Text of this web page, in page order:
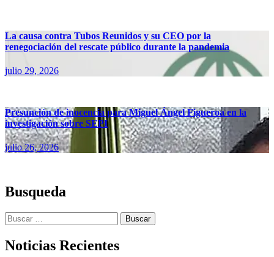
La causa contra Tubos Reunidos y su CEO por la
renegociación del rescate público durante la pandemia
julio 29, 2026
Presunción de inocencia para Miguel Ángel Figueroa en la
investigación sobre SEPI
julio 26, 2026
Busqueda
Buscar:
Noticias Recientes